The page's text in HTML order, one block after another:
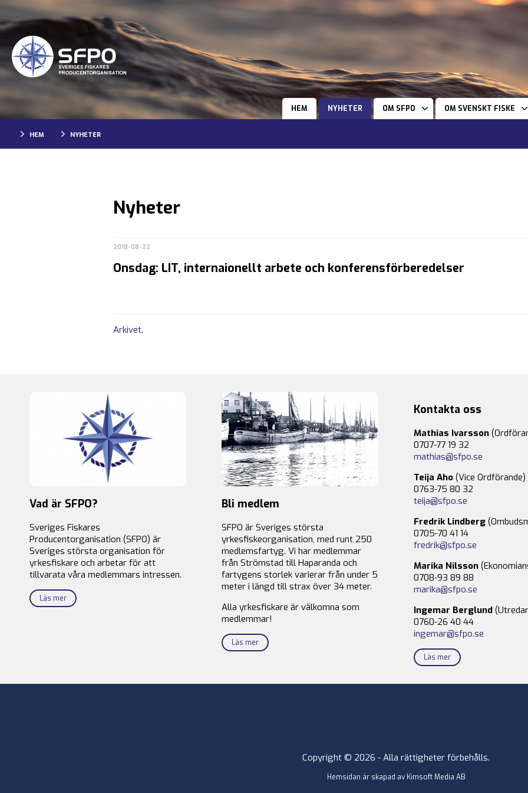
HEM NYHETER OM SFPO OM SVENSKT FISKE
HEM NYHETER
Nyheter
2018-08-22
Onsdag: LIT, internaionellt arbete och konferensförberedelser
Arkivet.
Vad är SFPO?
Sveriges Fiskares
Producentorganisation (SFPO) är
Sveriges största organisation för
yrkesfiskare och arbetar för att
tillvarata våra medlemmars intressen.
Läs mer
Bli medlem
SFPO är Sveriges största
yrkesfiskeorganisation, med runt 250
medlemsfartyg. Vi har medlemmar
från Strömstad till Haparanda och
fartygens storlek varierar från under 5
meter i längd till strax över 34 meter.
Alla yrkesfiskare är välkomna som
medlemmar!
Läs mer
Kontakta oss
Mathias Ivarsson
0707-77 19 32
mathias@sfpo.se
Teija Aho (Vice Ordförande)
0763-75 80 32
teija@sfpo.se
Fredrik Lindberg
0705-70 41 14
fredrik@sfpo.se
Marika Nilsson
0708-93 89 88
marika@sfpo.se
Ingemar Berglund
0760-26 40 44
ingemar@sfpo.se
Läs mer
Copyright © 2026 - Alla rättigheter förbehålls.
Hemsidan är skapad av Kimsoft Media AB